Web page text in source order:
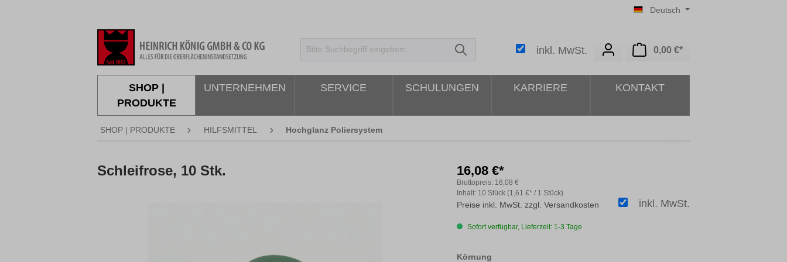
Deutsch
inkl. MwSt. 0,00 €*Warenkorb enthält 0
SHOP |
PRODUKTE
UNTERNEHMEN SERVICE SCHULUNGEN KARRIERE KONTAKT
SHOP | PRODUKTE HILFSMITTEL Hochglanz Poliersystem
Schleifrose, 10 Stk. 16,08 €*
Inhalt: 10 Stück (1,61 €* / 1 Stück)
Bruttopreis: 16,08 €
inkl. MwSt.
Preise inkl. MwSt. zzgl. Versandkosten
Sofort verfügbar, Lieferzeit: 1-3 Tage
Körnungauswählen